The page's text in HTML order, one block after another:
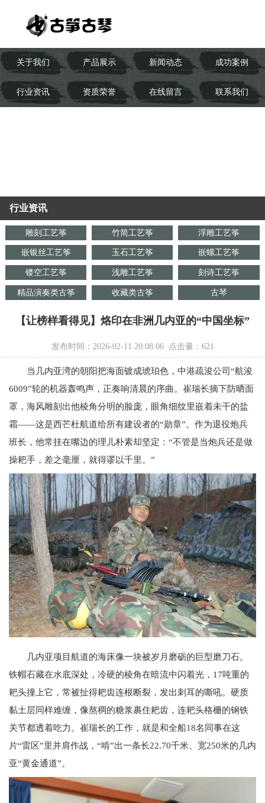
关于我们 产品展示 新闻动态 成功案例
行业资讯 资质荣誉 在线留言 联系我们
行业资讯
雕刻工艺筝 竹简工艺筝 浮雕工艺筝
嵌银丝工艺筝 玉石工艺筝 嵌螺工艺筝
镂空工艺筝 浅雕工艺筝 刻诗工艺筝
精品演奏类古筝 收藏类古筝 古琴
【让榜样看得见】烙印在非洲几内亚的“中国坐标”
发布时间：2026-02-11 20:08:06 点击量： 621
当几内亚湾的朝阳把海面镀成琥珀色，中港疏浚公司“航浚
6009”轮的机器轰鸣声，正奏响清晨的序曲。崔瑞长摘下防晒面
罩，海风雕刻出他棱角分明的脸庞，眼角细纹里嵌着未干的盐
霜——这是西芒杜航道给所有建设者的“勋章”。作为退役炮兵
班长，他常挂在嘴边的理儿朴素却坚定：“不管是当炮兵还是做
操耙手，差之毫厘，就得谬以千里。”
几内亚项目航道的海床像一块被岁月磨砺的巨型磨刀石。
铁帽石藏在水底深处，冷硬的棱角在暗流中闪着光，17吨重的
耙头撞上它，常被扯得耙齿连根断裂，发出刺耳的嘶吼。硬质
黏土层同样难缠，像熬稠的糖浆裹住耙齿，连耙头格栅的钢铁
关节都透着吃力。崔瑞长的工作，就是和全船18名同事在这
片“雷区”里并肩作战，“啃”出一条长22.70千米、宽250米的几内
亚“黄金通道”。